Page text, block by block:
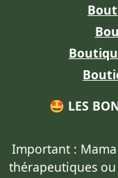
🤩 LES
Important : Mama
thérapeutiques